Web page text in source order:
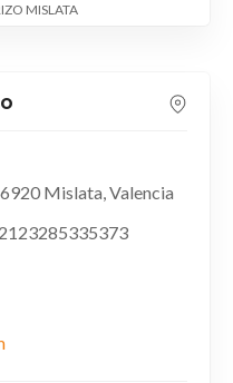
MISLATA
Mislata, Valencia